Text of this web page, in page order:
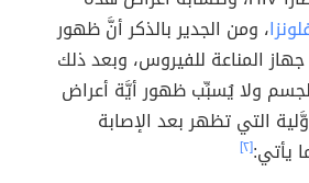
، ومن الجدير بالذكر أنَّ ظهور
المناعة للفيروس، وبعد ذلك
ولا يُسبِّب ظهور أيَّة أعراض
التي تظهر بعد الإصابة
يأتي:[٢]